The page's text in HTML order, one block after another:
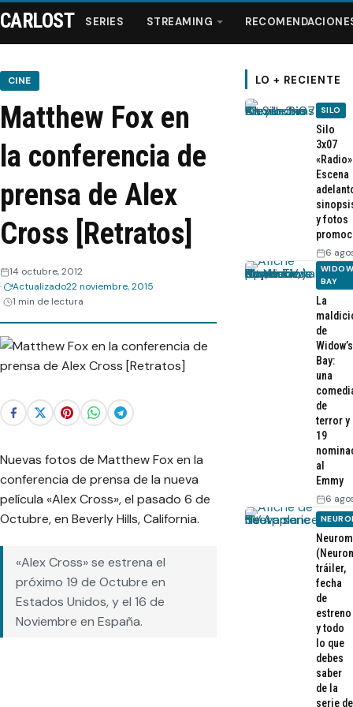
Series
Streaming
Recomendaciones
Webisodios
CARLOST SERIES STREAMING
CINE
Matthew Fox en
la conferencia de
prensa de Alex
Cross [Retratos]
14 octubre, 2012
Actualizado22 noviembre, 2015
1 min de lectura
Nuevas fotos de Matthew Fox en la
conferencia de prensa de la nueva
película «Alex Cross», el pasado 6 de
Octubre, en Beverly Hills, California.
«Alex Cross» se estrena el
próximo 19 de Octubre en
Estados Unidos, y el 16 de
Noviembre en España.
LO + RECIENTE
SILO
Silo
3x07
Escena
y fotos
6
BAY
La
de
Widow’s
Bay:
una
de
terror y
19
al
Emmy
6
tráiler,
fecha
de
estreno
y todo
lo que
debes
saber
de la
serie de